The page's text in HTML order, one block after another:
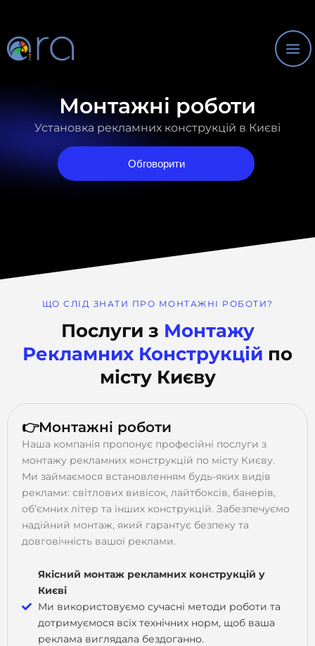
вмісту
Монтажні роботи
Установка рекламних конструкцій в Києві
Обговорити
ЩО СЛІД ЗНАТИ ПРО МОНТАЖНІ РОБОТИ?
Послуги з Монтажу
Рекламних Конструкцій по
місту Києву
👉Монтажні роботи
Наша компанія пропонує професійні послуги з
монтажу рекламних конструкцій по місту Києву.
Ми займаємося встановленням будь-яких видів
реклами: світлових вивісок, лайтбоксів, банерів,
об’ємних літер та інших конструкцій. Забезпечуємо
надійний монтаж, який гарантує безпеку та
довговічність вашої реклами.
Якісний монтаж рекламних конструкцій у
Києві
Ми використовуємо сучасні методи роботи та
дотримуємося всіх технічних норм, щоб ваша
реклама виглядала бездоганно.